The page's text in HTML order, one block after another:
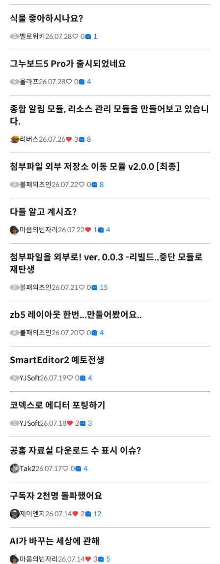
식물 좋아하시나요?
벨로위키26.07.28 0 1
그누보드5 Pro가 출시되었네요
울라프26.07.28 0 4
종합 알림 모듈, 리소스 관리 모듈을 만들어보고 있습니
다.
리버스26.07.26 3 8
첨부파일 외부 저장소 이동 모듈 v2.0.0 [최종]
불패의초인26.07.22 0 8
다들 알고 계시죠?
마음의빈자리26.07.22 1 4
첨부파일을 외부로! ver. 0.0.3 -리빌드..중단 모듈로
재탄생
불패의초인26.07.21 0 15
zb5 레이아웃 한번...만들어봤어요..
불패의초인26.07.20 0 4
SmartEditor2 예토전생
YJSoft26.07.19 0 4
코덱스로 에디터 포팅하기
YJSoft26.07.18 2 3
공홈 자료실 다운로드 수 표시 이슈?
Tak226.07.17 0 4
구독자 2천명 돌파했어요
제이엔지26.07.14 2 12
AI가 바꾸는 세상에 관해
마음의빈자리26.07.14 3 5